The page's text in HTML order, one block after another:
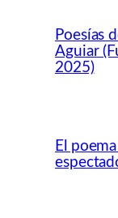
Poesías
Aguiar
2025)
El